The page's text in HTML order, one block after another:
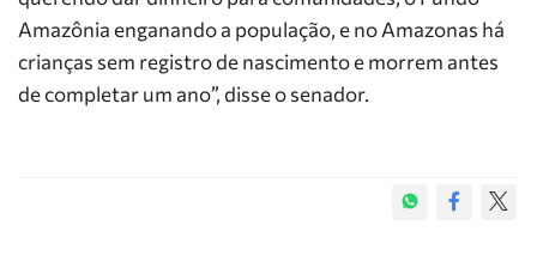
Amazônia enganando a população, e no Amazonas há
crianças sem registro de nascimento e morrem antes
de completar um ano”, disse o senador.